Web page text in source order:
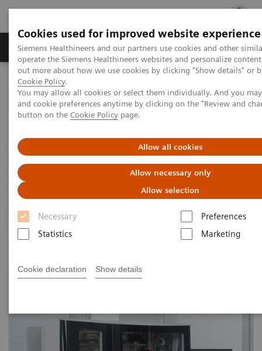
Cookies used for improved website experience
Siemens Healthineers and our partners use cookies and other
operate the Siemens Healthineers websites and personalize
out more about how we use cookies by clicking "Show details" or
Cookie Policy.
You may allow all cookies or select them individually. And you
and cookie preferences anytime by clicking on the "Review and
button on the Cookie Policy page.
Allow all cookies
Allow necessary only
Allow selection
Necessary
Preferences
Statistics
Marketing
Cookie declaration Show details
Produits & services Support & formations
Accueil Diagnostic de laboratoire
Systèmes d'analyse de protéines spécifiques
Systèmes d'analyse de
protéines plasmatiques
Des systèmes d'analyse entièrement adaptés aux
volumes d’échantillons moyens à élevés.